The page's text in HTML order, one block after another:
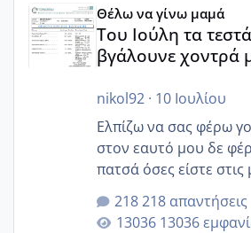
Θέλω να γίνω μαμά
Του Ιούλη τα
βγάλουνε χοντρά
nikol92· 10 Ιουλίου
Ελπίζω να σας φέρω
στον εαυτό μου δε
πατσά όσες είστε στις
218 απαντήσεις
13036